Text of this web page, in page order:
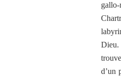
Dieu.
d’un